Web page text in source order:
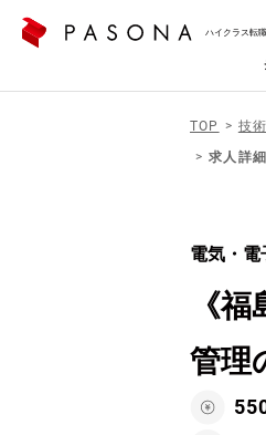
ハイクラス転
TOP 技
求人詳
電気・
《
管理